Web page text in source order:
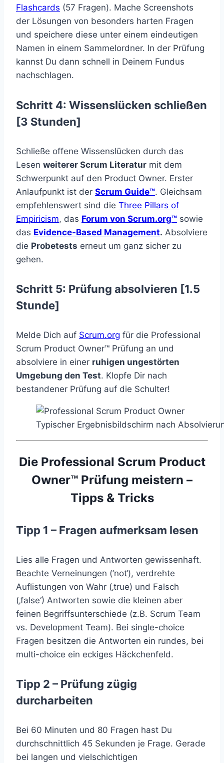
Flashcards (57 Fragen). Mache Screenshots
der Lösungen von besonders harten Fragen
und speichere diese unter einem eindeutigen
Namen in einem Sammelordner. In der Prüfung
kannst Du dann schnell in Deinem Fundus
nachschlagen.
Schritt 4: Wissenslücken schließen
[3 Stunden]
Schließe offene Wissenslücken durch das
Lesen weiterer Scrum Literatur mit dem
Schwerpunkt auf den Product Owner. Erster
Anlaufpunkt ist der Scrum Guide™. Gleichsam
empfehlenswert sind die Three Pillars of
Empiricism, das Forum von Scrum.org™ sowie
das Evidence-Based Management. Absolviere
die Probetests erneut um ganz sicher zu
gehen.
Schritt 5: Prüfung absolvieren [1.5
Stunde]
Melde Dich auf Scrum.org für die Professional
Scrum Product Owner™ Prüfung an und
absolviere in einer ruhigen ungestörten
Umgebung den Test. Klopfe Dir nach
bestandener Prüfung auf die Schulter!
Typischer Ergebnisbildschirm nach
Die Professional Scrum Product
Owner™ Prüfung meistern –
Tipps & Tricks
Tipp 1 – Fragen aufmerksam lesen
Lies alle Fragen und Antworten gewissenhaft.
Beachte Verneinungen (’not‘), verdrehte
Auflistungen von Wahr (‚true) und Falsch
(‚false‘) Antworten sowie die kleinen aber
feinen Begriffsunterschiede (z.B. Scrum Team
vs. Development Team). Bei single-choice
Fragen besitzen die Antworten ein rundes, bei
multi-choice ein eckiges Häckchenfeld.
Tipp 2 – Prüfung zügig
durcharbeiten
Bei 60 Minuten und 80 Fragen hast Du
durchschnittlich 45 Sekunden je Frage. Gerade
bei langen und vielschichtigen